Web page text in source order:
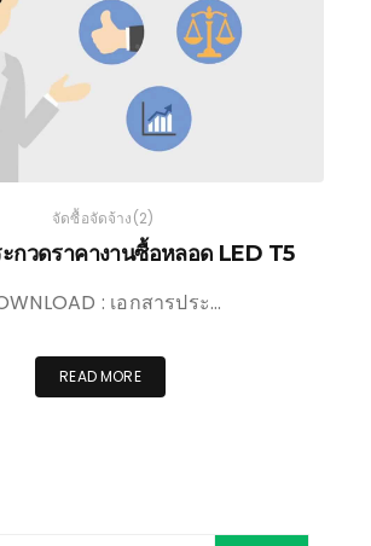
จัดซื้อจัดจ้าง(2)
กวดราคางานซื้อหลอด LED T5
: เอกสารประ…
READ MORE